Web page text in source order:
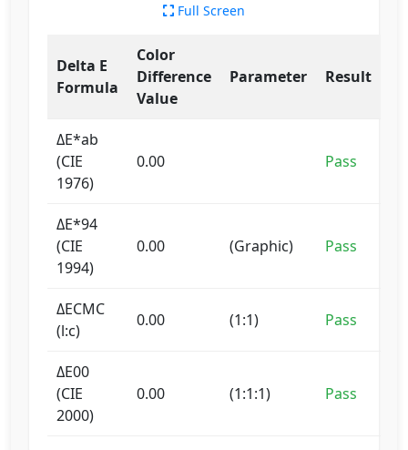
Full Screen
Delta E
Formula
Color
Difference
Value
Parameter Result
ΔE*ab
(CIE
1976)
0.00 Pass
ΔE*94
(CIE
1994)
0.00 (Graphic) Pass
ΔECMC
(l:c)
0.00 (1:1) Pass
ΔE00
(CIE
2000)
0.00 (1:1:1) Pass